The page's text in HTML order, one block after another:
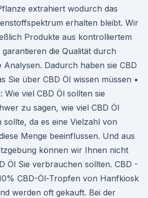
extrahiert wodurch das
erhalten bleibt. Wir
Produkte aus kontrolliertem
die Qualität durch
Analysen. Dadurch haben sie CBD
Sie über CBD Öl wissen müssen •
Wie viel CBD Öl sollten sie
zu sagen, wie viel CBD Öl
da es eine Vielzahl von
Menge beeinflussen. Und aus
können wir Ihnen nicht
Öl Sie verbrauchen sollten. CBD -
CBD-Öl-Tropfen von Hanfkiosk
werden oft gekauft. Bei der